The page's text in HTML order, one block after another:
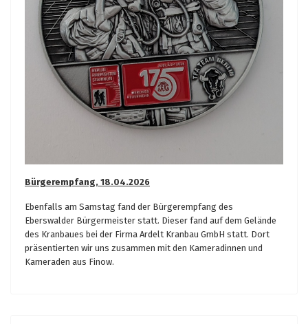
Bürgerempfang, 18.04.2026
Ebenfalls am Samstag fand der Bürgerempfang des
Eberswalder Bürgermeister statt. Dieser fand auf dem Gelände
des Kranbaues bei der Firma Ardelt Kranbau GmbH statt. Dort
präsentierten wir uns zusammen mit den Kameradinnen und
Kameraden aus Finow.